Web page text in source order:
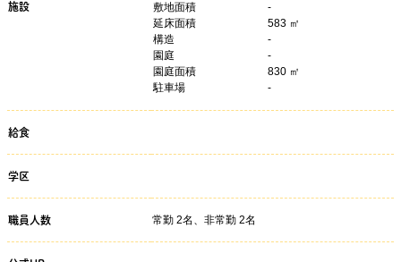
施設 敷地面積
-
延床面積
583 ㎡
構造
-
園庭
-
園庭面積
830 ㎡
駐車場
-
給食
学区
職員人数 常勤 2名、非常勤 2名